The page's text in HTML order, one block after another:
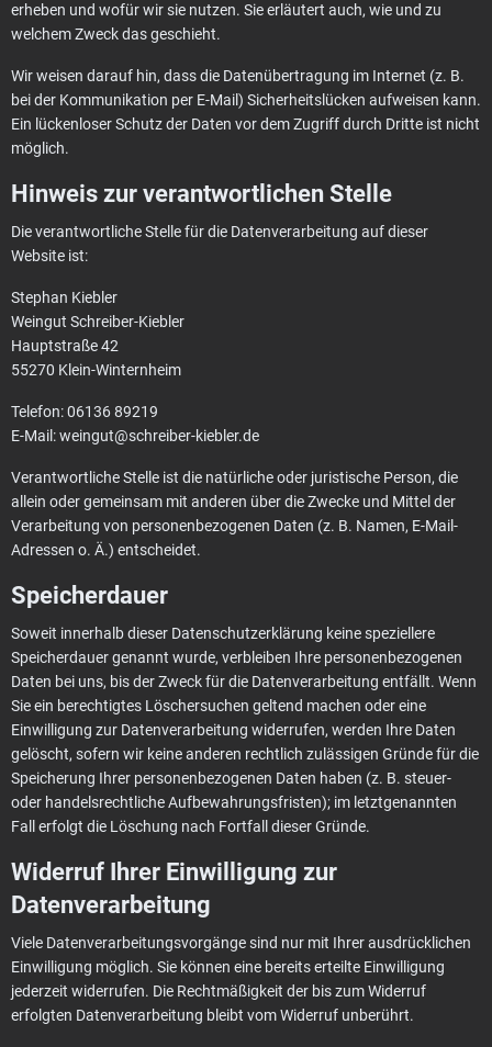
erheben und wofür wir sie nutzen. Sie erläutert auch, wie und zu
welchem Zweck das geschieht.
Wir weisen darauf hin, dass die Datenübertragung im Internet (z. B.
bei der Kommunikation per E-Mail) Sicherheitslücken aufweisen kann.
Ein lückenloser Schutz der Daten vor dem Zugriff durch Dritte ist nicht
möglich.
Hinweis zur verantwortlichen Stelle
Die verantwortliche Stelle für die Datenverarbeitung auf dieser
Website ist:
Stephan Kiebler
Weingut Schreiber-Kiebler
Hauptstraße 42
55270 Klein-Winternheim
Telefon: 06136 89219
E-Mail: weingut@schreiber-kiebler.de
Verantwortliche Stelle ist die natürliche oder juristische Person, die
allein oder gemeinsam mit anderen über die Zwecke und Mittel der
Verarbeitung von personenbezogenen Daten (z. B. Namen, E-Mail-
Adressen o. Ä.) entscheidet.
Speicherdauer
Soweit innerhalb dieser Datenschutzerklärung keine speziellere
Speicherdauer genannt wurde, verbleiben Ihre personenbezogenen
Daten bei uns, bis der Zweck für die Datenverarbeitung entfällt. Wenn
Sie ein berechtigtes Löschersuchen geltend machen oder eine
Einwilligung zur Datenverarbeitung widerrufen, werden Ihre Daten
gelöscht, sofern wir keine anderen rechtlich zulässigen Gründe für die
Speicherung Ihrer personenbezogenen Daten haben (z. B. steuer-
oder handelsrechtliche Aufbewahrungsfristen); im letztgenannten
Fall erfolgt die Löschung nach Fortfall dieser Gründe.
Widerruf Ihrer Einwilligung zur
Datenverarbeitung
Viele Datenverarbeitungsvorgänge sind nur mit Ihrer ausdrücklichen
Einwilligung möglich. Sie können eine bereits erteilte Einwilligung
jederzeit widerrufen. Die Rechtmäßigkeit der bis zum Widerruf
erfolgten Datenverarbeitung bleibt vom Widerruf unberührt.